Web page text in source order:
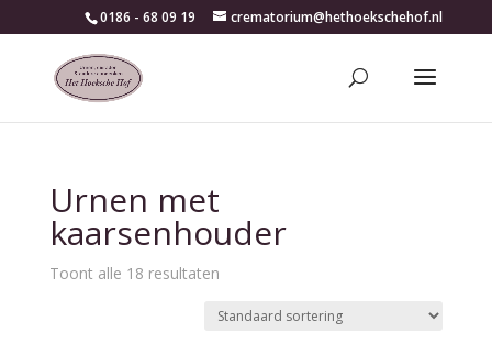
0186 - 68 09 19 crematorium@hethoekschehof.nl
Urnen met
kaarsenhouder
Toont alle 18 resultaten